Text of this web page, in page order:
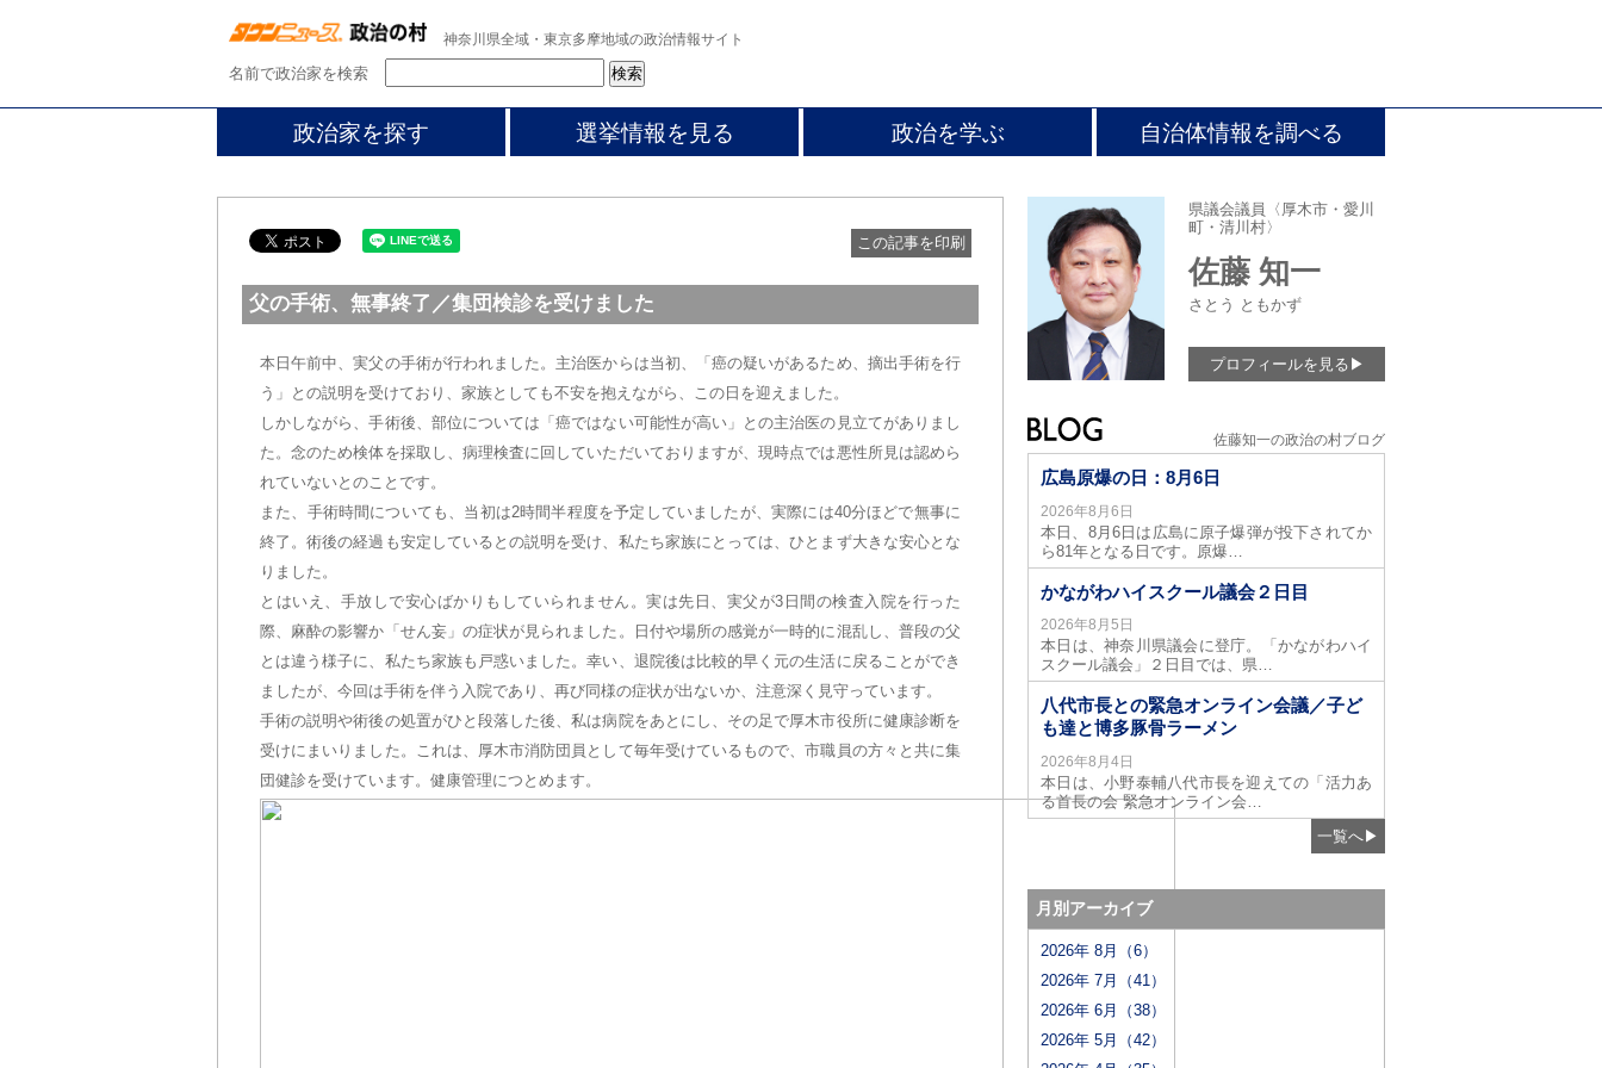
神奈川県全域・東京多摩地域の政治情報サイト
名前で政治家を検索
政治家を探す 選挙情報を見る 政治を学ぶ 自治体情報を調べる
この記事を印刷
父の手術、無事終了／集団検診を受けました
本日午前中、実父の手術が行われました。主治医からは当初、「癌の疑いがあるため、摘出手術を行
う」との説明を受けており、家族としても不安を抱えながら、この日を迎えました。
しかしながら、手術後、部位については「癌ではない可能性が高い」との主治医の見立てがありまし
た。念のため検体を採取し、病理検査に回していただいておりますが、現時点では悪性所見は認めら
れていないとのことです。
また、手術時間についても、当初は2時間半程度を予定していましたが、実際には40分ほどで無事に
終了。術後の経過も安定しているとの説明を受け、私たち家族にとっては、ひとまず大きな安心とな
りました。
とはいえ、手放しで安心ばかりもしていられません。実は先日、実父が3日間の検査入院を行った
際、麻酔の影響か「せん妄」の症状が見られました。日付や場所の感覚が一時的に混乱し、普段の父
とは違う様子に、私たち家族も戸惑いました。幸い、退院後は比較的早く元の生活に戻ることができ
ましたが、今回は手術を伴う入院であり、再び同様の症状が出ないか、注意深く見守っています。
手術の説明や術後の処置がひと段落した後、私は病院をあとにし、その足で厚木市役所に健康診断を
受けにまいりました。これは、厚木市消防団員として毎年受けているもので、市職員の方々と共に集
団健診を受けています。健康管理につとめます。
県議会議員〈厚木市・愛川
町・清川村〉
佐藤 知一
さとう ともかず
プロフィールを見る ▶
佐藤知一の政治の村ブログ
広島原爆の日：8月6日
2026年8月6日
本日、8月6日は広島に原子爆弾が投下されてか
ら81年となる日です。原爆…
かながわハイスクール議会２日目
2026年8月5日
本日は、神奈川県議会に登庁。「かながわハイ
スクール議会」２日目では、県…
八代市長との緊急オンライン会議／子ど
も達と博多豚骨ラーメン
2026年8月4日
本日は、小野泰輔八代市長を迎えての「活力あ
る首長の会 緊急オンライン会…
一覧へ▶
月別アーカイブ
2026年 8月（6）
2026年 7月（41）
2026年 6月（38）
2026年 5月（42）